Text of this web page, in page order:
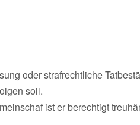
oder strafrechtliche
soll.
ist er berechtigt